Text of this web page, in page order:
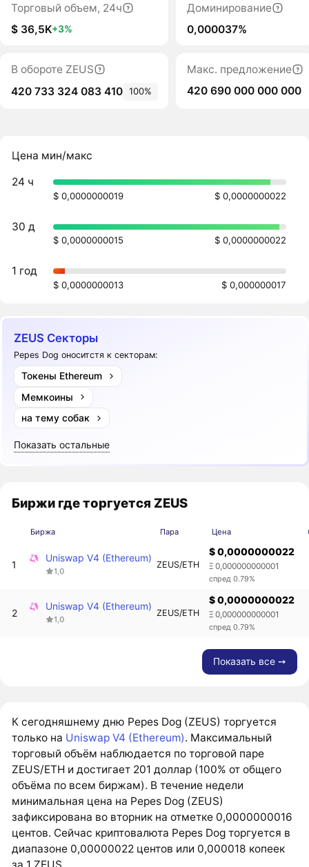
Торговый объем, 24ч
$ 36,5K+3%
Доминирование
0,000037%
В обороте ZEUS
420 733 324 083 410 100%
Макс. предложение
420 690 000 000 000
Цена мин/макс
24 ч
$ 0,0000000019 $ 0,0000000022
30 д
$ 0,0000000015 $ 0,0000000022
1 год
$ 0,0000000013 $ 0,000000017
ZEUS Секторы
Pepes Dog оноситстя к секторам:
Токены Ethereum
Мемкоины
на тему собак
Показать остальные
Биржи где торгуется ZEUS
Биржа Пара Цена
1
Uniswap V4 (Ethereum)
1,0
ZEUS/ETH
$ 0,0000000022
Ξ 0,000000000001
спред 0.79%
2
Uniswap V4 (Ethereum)
1,0
ZEUS/ETH
$ 0,0000000022
Ξ 0,000000000001
спред 0.79%
Показать все ➙
К сегодняшнему дню Pepes Dog (ZEUS) торгуется
только на Uniswap V4 (Ethereum). Максимальный
торговый объём наблюдается по торговой паре
ZEUS/ETH и достигает 201 доллар (100% от общего
объёма по всем биржам). В течение недели
минимальная цена на Pepes Dog (ZEUS)
зафиксирована во вторник на отметке 0,0000000016
центов. Сейчас криптовалюта Pepes Dog торгуется в
диапазоне 0,00000022 центов или 0,000018 копеек